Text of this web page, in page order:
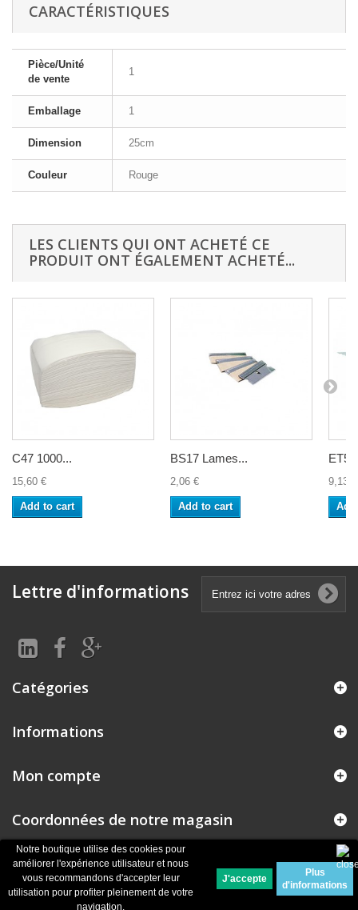
Notre boutique utilise des cookies pour
améliorer l'expérience utilisateur et nous
vous recommandons d'accepter leur
utilisation pour profiter pleinement de votre
navigation.
Plus
d'informations
CARACTÉRISTIQUES
Pièce/Unité
de vente
1
Emballage 1
Dimension 25cm
Couleur Rouge
LES CLIENTS QUI ONT ACHETÉ CE
PRODUIT ONT ÉGALEMENT ACHETÉ...
C47 1000...
15,60 €
Add to cart
BS17 Lames...
2,06 €
Add to cart
9,13 €
Lettre d'informations
Catégories
Informations
© 2026Logiciel e-commerce par PrestaShop™
Mon compte
Coordonnées de notre magasin